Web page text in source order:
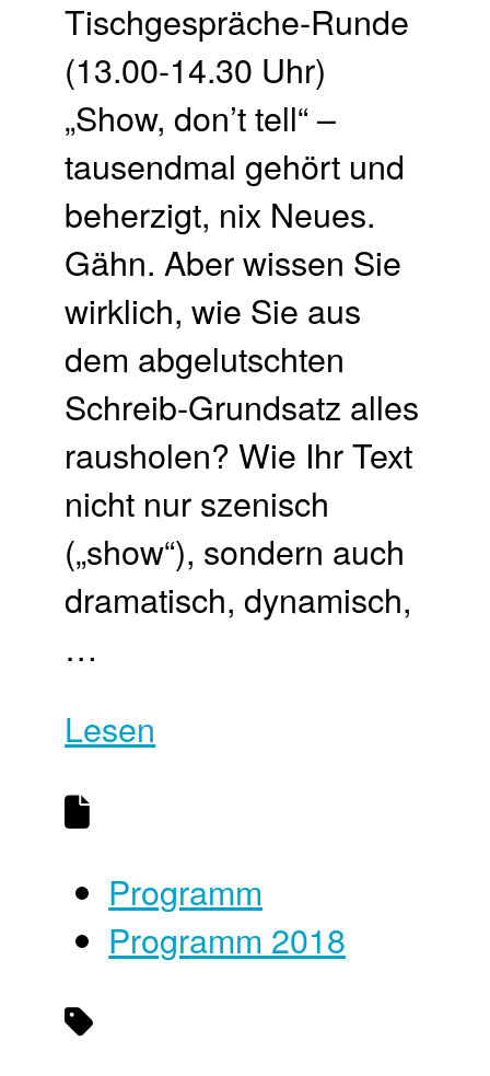
Tischgespräche-Runde
(13.00-14.30 Uhr)
„Show, don’t tell“ –
tausendmal gehört und
beherzigt, nix Neues.
Gähn. Aber wissen Sie
wirklich, wie Sie aus
dem abgelutschten
Schreib-Grundsatz alles
rausholen? Wie Ihr Text
nicht nur szenisch
(„show“), sondern auch
dramatisch, dynamisch,
…
Lesen
Programm
Programm 2018